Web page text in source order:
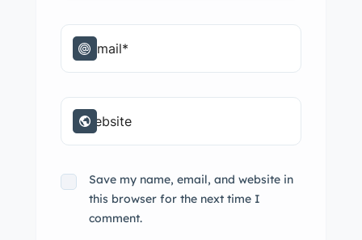
Save my name, email, and website in
this browser for the next time I
comment.